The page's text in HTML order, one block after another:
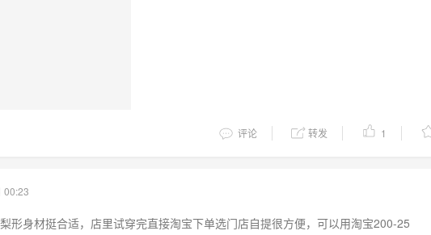
评论 转发 1
00:23
形身材挺合适，店里试穿完直接淘宝下单选门店自提很方便，可以用淘宝200-25